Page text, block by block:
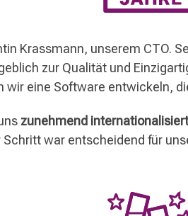
Krassmann, unserem CTO.
zur Qualität und
wir eine Software entwickeln,
zunehmend internationalisiert
war entscheidend für